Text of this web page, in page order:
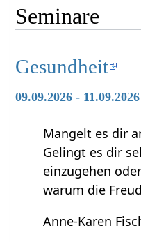
Seminare
Gesundheit
09.09.2026 -
Mangelt es dir
Gelingt es dir
einzugehen
warum die
Anne-Karen